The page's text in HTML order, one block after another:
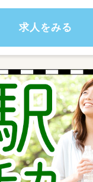
の清掃、おもちゃの消
、保育室運営に関わる
求人をみる